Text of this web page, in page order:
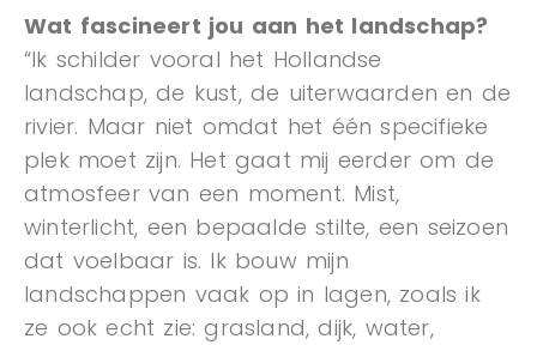
Wat fascineert jou aan het landschap?
“Ik schilder vooral het Hollandse
landschap, de kust, de uiterwaarden en de
rivier. Maar niet omdat het één specifieke
plek moet zijn. Het gaat mij eerder om de
atmosfeer van een moment. Mist,
winterlicht, een bepaalde stilte, een seizoen
dat voelbaar is. Ik bouw mijn
landschappen vaak op in lagen, zoals ik
ze ook echt zie: grasland, dijk, water,